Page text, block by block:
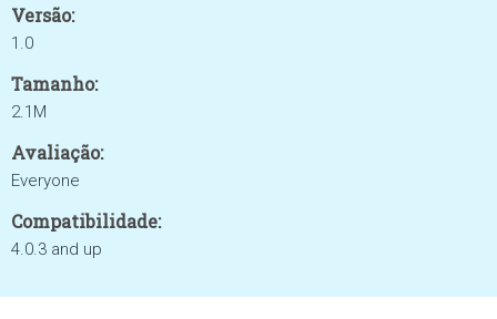
Versão:
1.0
Tamanho:
2.1M
Avaliação:
Everyone
Compatibilidade:
4.0.3 and up